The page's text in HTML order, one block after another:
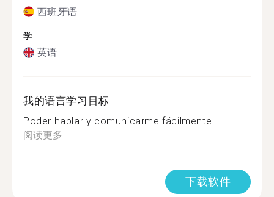
西班牙语
学
英语
我的语言学习目标
Poder hablar y comunicarme fácilmente ...
阅读更多
下载软件